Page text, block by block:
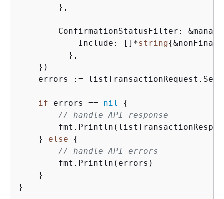
        },
ConfirmationStatusFilter:
            Include: []*
string{
          },
    })
errors :=
if errors == nil
{
// handle API response
    }
else
{
// handle API errors
        fmt.Println(errors)
    }
}